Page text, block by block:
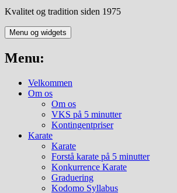
Kvalitet og tradition siden 1975
Menu og widgets
Menu:
Velkommen
Om os
Om os
VKS på 5 minutter
Kontingentpriser
Karate
Karate
Forstå karate på 5 minutter
Konkurrence Karate
Graduering
Kodomo Syllabus